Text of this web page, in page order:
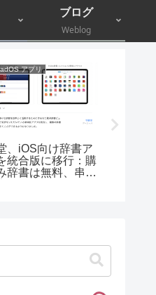
ブログ
Weblog
アプリ
、iOS向け辞書ア
統合版に移行：購
辞書は無料、串刺